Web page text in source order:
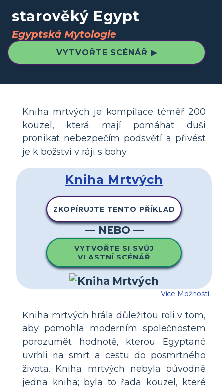
starověký Egypt
Egyptská Mytologie
VYTVOŘTE SCÉNÁŘ ▶
Kniha mrtvých je kompilace téměř 200
kouzel, která mají pomáhat duši
pronikat nebezpečím podsvětí a přivést
je k božství v ráji s bohy.
Kniha Mrtvých
ZKOPÍRUJTE TENTO PŘÍKLAD
— NEBO —
VYTVOŘTE SI SVŮJ
VLASTNÍ SCÉNÁŘ
Více Možností
Kniha mrtvých hrála důležitou roli v tom,
aby pomohla moderním společnostem
porozumět hodnotě, kterou Egypťané
uvrhli na smrt a cestu do posmrtného
života. Kniha mrtvých nebyla původně
jedna kniha; byla to řada kouzel, které